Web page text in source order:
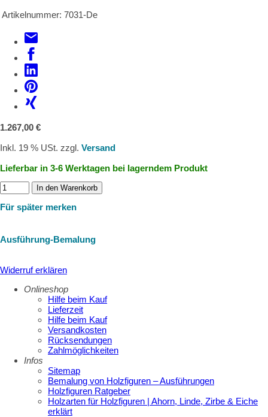
Artikelnummer: 7031-De
1.267,00 €
Inkl. 19 % USt. zzgl. Versand
Lieferbar in 3-6 Werktagen bei lagerndem Produkt
In den Warenkorb
Für später merken
Ausführung-Bemalung
Widerruf erklären
Onlineshop
Hilfe beim Kauf
Lieferzeit
Hilfe beim Kauf
Versandkosten
Rücksendungen
Zahlmöglichkeiten
Infos
Sitemap
Bemalung von Holzfiguren – Ausführungen
Holzfiguren Ratgeber
Holzarten für Holzfiguren | Ahorn, Linde, Zirbe & Eiche
erklärt